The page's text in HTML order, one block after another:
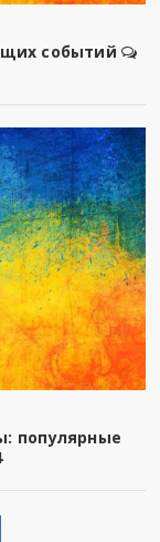
событий
популярные